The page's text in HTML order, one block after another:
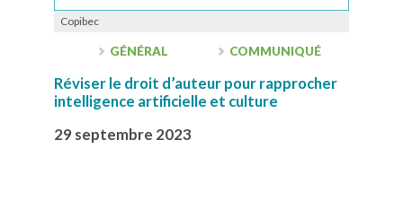
Copibec
GÉNÉRAL COMMUNIQUÉ
Réviser le droit d’auteur pour rapprocher
intelligence artificielle et culture
29 septembre 2023